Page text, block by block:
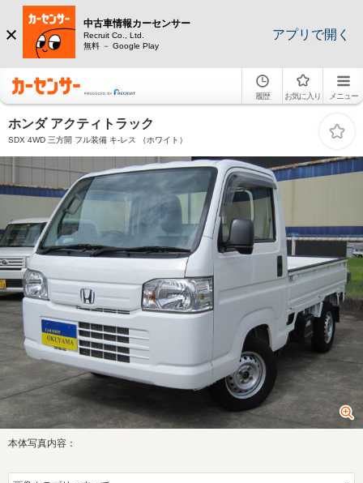
中古車情報カーセンサー
Recruit Co., Ltd.
無料 － Google Play
アプリで開く
履歴 お気に入り メニュー
ホンダ アクティトラック
SDX 4WD 三方開 フル装備 キ-レス （ホワイト）
本体写真内容：